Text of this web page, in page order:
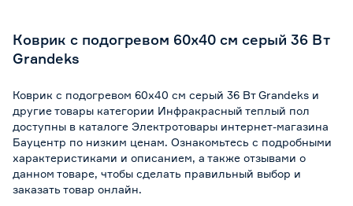
Коврик с подогревом 60х40 см серый 36 Вт
Grandeks
Коврик с подогревом 60х40 см серый 36 Вт Grandeks и
другие товары категории Инфракрасный теплый пол
доступны в каталоге Электротовары интернет-магазина
Бауцентр по низким ценам. Ознакомьтесь с подробными
характеристиками и описанием, а также отзывами о
данном товаре, чтобы сделать правильный выбор и
заказать товар онлайн.